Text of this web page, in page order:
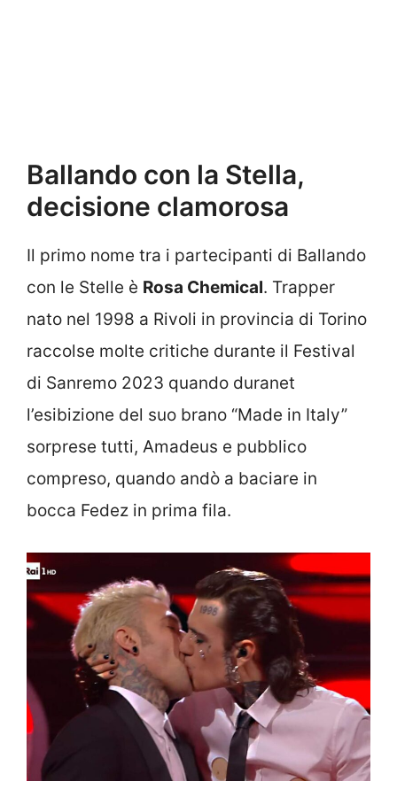
Ballando con la Stella,
decisione clamorosa
Il primo nome tra i partecipanti di Ballando
con le Stelle è Rosa Chemical. Trapper
nato nel 1998 a Rivoli in provincia di Torino
raccolse molte critiche durante il Festival
di Sanremo 2023 quando duranet
l’esibizione del suo brano “Made in Italy”
sorprese tutti, Amadeus e pubblico
compreso, quando andò a baciare in
bocca Fedez in prima fila.